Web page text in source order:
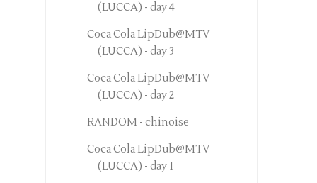
(LUCCA) - day 4
Coca Cola LipDub@MTV
(LUCCA) - day 3
Coca Cola LipDub@MTV
(LUCCA) - day 2
RANDOM - chinoise
Coca Cola LipDub@MTV
(LUCCA) - day 1